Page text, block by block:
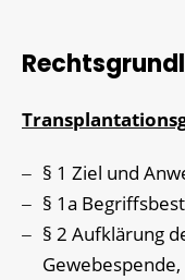
§ 1 Ziel und
§ 1a
§ 2 Aufklärung